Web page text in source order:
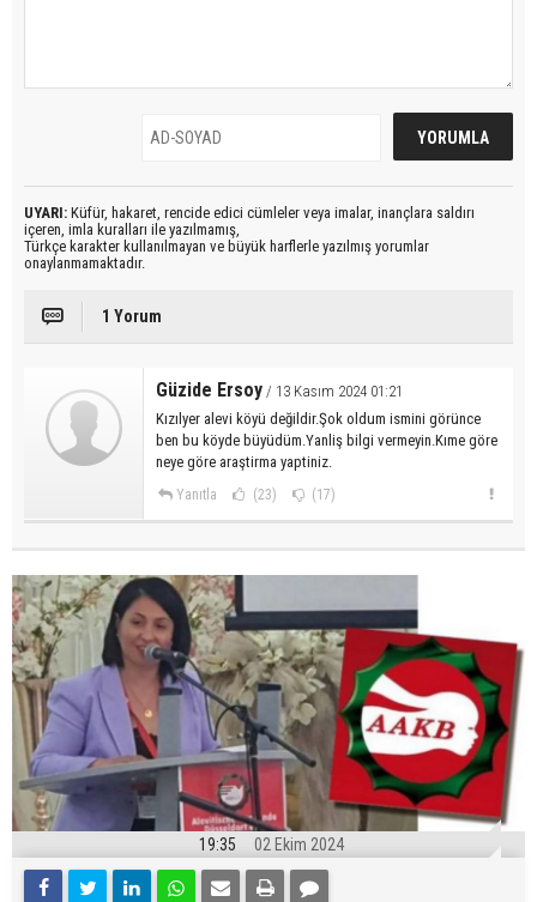
UYARI: Küfür, hakaret, rencide edici cümleler veya imalar, inançlara saldırı
içeren, imla kuralları ile yazılmamış,
Türkçe karakter kullanılmayan ve büyük harflerle yazılmış yorumlar
onaylanmamaktadır.
1 Yorum
Güzide Ersoy / 13 Kasım 2024 01:21
Kızılyer alevi köyü değildir.Şok oldum ismini görünce
ben bu köyde büyüdüm.Yanliş bilgi vermeyin.Kıme göre
neye göre araştirma yaptiniz.
Yanıtla (23) (17)
19:35 02 Ekim 2024